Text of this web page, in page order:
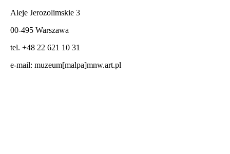
Aleje Jerozolimskie 3
00-495 Warszawa
tel. +48 22 621 10 31
e-mail: muzeum[malpa]mnw.art.pl